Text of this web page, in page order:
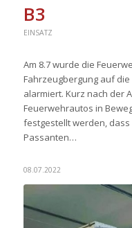
B3
EINSATZ
Am 8.7 wurde die
Fahrzeugbergung auf
alarmiert. Kurz nach der
Feuerwehrautos in
festgestellt werden,
Passanten…
08.07.2022